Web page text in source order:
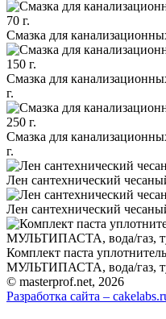
Смазка для
Смазка для
г.
Смазка для
г.
Лен сантехнический
Лен сантехнический
Комплект паста
МУЛЬТИПАСТА, вода/газ,
© masterprof.net, 2026
Разработка сайта –